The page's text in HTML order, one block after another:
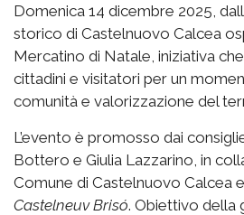
Domenica 14 dicembre 2025,
storico di Castelnuovo Calcea
Mercatino di Natale, iniziativa
cittadini e visitatori per un
comunità e valorizzazione del
L’evento è promosso dai
Bottero e Giulia Lazzarino, in
Comune di Castelnuovo Calcea
Castelneuv Brisó. Obiettivo della